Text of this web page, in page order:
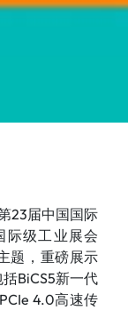
23届中国国际
际级工业展会
题，重磅展示
BiCS5新一代
4.0高速传